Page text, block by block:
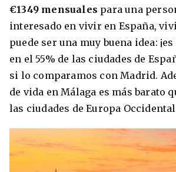
€1349 mensuales para una
interesado en vivir en España,
puede ser una muy buena idea:
en el 55% de las ciudades de
si lo comparamos con Madrid.
de vida en Málaga es más barato
las ciudades de Europa